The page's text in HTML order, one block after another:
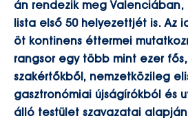
án rendezik meg Valenciában,
lista első 50 helyezettjét is. Az
öt kontinens éttermei
rangsor egy több mint ezer
szakértőkből, nemzetközileg
gasztronómiai újságírókból és
álló testület szavazatai alapján